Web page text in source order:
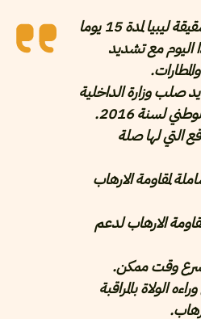
● غلق الحدود البرية مع الشقيقة ليبيا لمدة 15 يوما
اليوم مع تشديد
جديد صلب وزارة الداخلية
التي لها صلة
لمقاومة الارهاب
الارهاب لدعم
وقت ممكن.
الولاة بالمراقبة